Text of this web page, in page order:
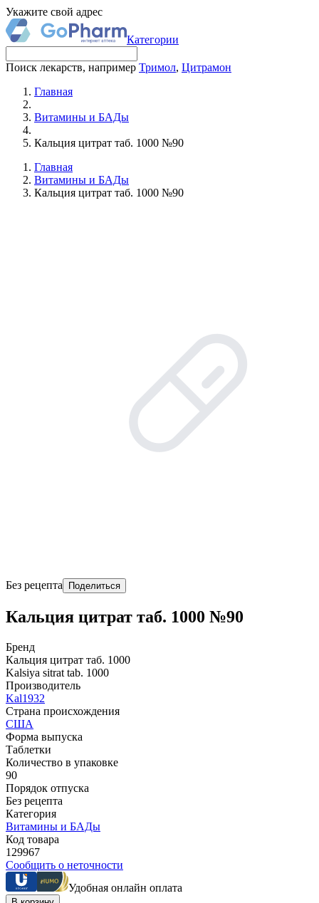
Укажите свой адрес
Категории
Поиск лекарств, например Тримол, Цитрамон
Главная
Витамины и БАДы
Кальция цитрат таб. 1000 №90
Главная
Витамины и БАДы
Кальция цитрат таб. 1000 №90
Без рецепта Поделиться
Кальция цитрат таб. 1000 №90
Бренд
Кальция цитрат таб. 1000
Kalsiya sitrat tab. 1000
Производитель
Kal1932
Страна происхождения
США
Форма выпуска
Таблетки
Количество в упаковке
90
Порядок отпуска
Без рецепта
Категория
Витамины и БАДы
Код товара
129967
Сообщить о неточности
Удобная онлайн оплата